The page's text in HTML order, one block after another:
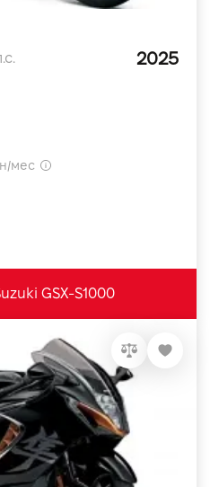
2025
мес
GSX-S1000